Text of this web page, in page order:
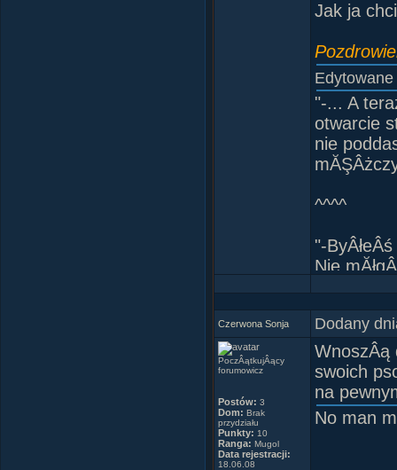
Jak ja
"-... A
otwarcie
nie
^^^^
"-
Nie
-JesteÂś
-Czy to
-
-A on
-Nie
Czerwona Sonja Dodany
PoczÂątkujÂący
forumowicz
Postów: 3
Dom: Brak
przydziału
Punkty: 10
Ranga: Mugol
Data rejestracji:
18.06.08
WnoszÂą
swoich
na
No man